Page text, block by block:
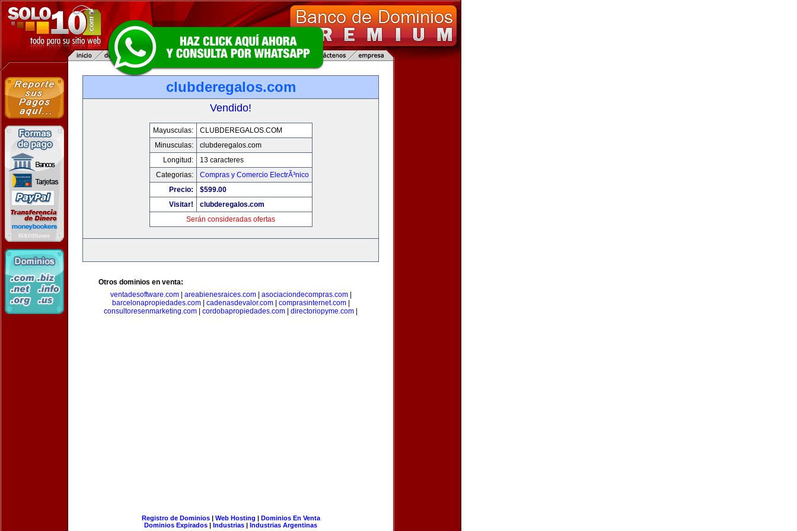
clubderegalos.com
Vendido!
Mayusculas:
CLUBDEREGALOS.COM
Minusculas:
clubderegalos.com
Longitud:
13 caracteres
Categorias:
Compras y Comercio ElectrÃ³nico
Precio:
$599.00
Visitar!
clubderegalos.com
Serán consideradas ofertas
Otros dominios en venta:
ventadesoftware.com| areabienesraices.com| asociaciondecompras.com|
barcelonapropiedades.com| cadenasdevalor.com| comprasinternet.com|
consultoresenmarketing.com
cordobapropiedades.com directoriopyme.com
Registro de Dominios| Web Hosting | Dominios En Venta
Dominios Expirados | Industrias | Industrias Argentinas